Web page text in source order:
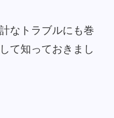
なトラブルにも巻
て知っておきまし